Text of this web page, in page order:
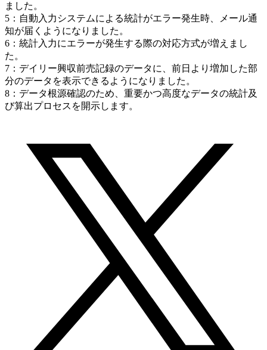
ました。
5：自動入力システムによる統計がエラー発生時、メール通
知が届くようになりました。
6：統計入力にエラーが発生する際の対応方式が増えまし
た。
7：デイリー興収前売記録のデータに、前日より増加した部
分のデータを表示できるようになりました。
8：データ根源確認のため、重要かつ高度なデータの統計及
び算出プロセスを開示します。